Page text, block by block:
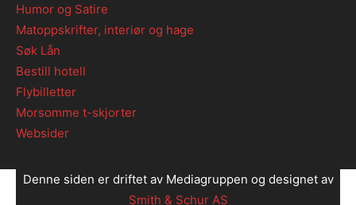
Humor og Satire
Matoppskrifter, interiør og hage
Søk Lån
Bestill hotell
Flybilletter
Morsomme t-skjorter
Websider
Denne siden er driftet av Mediagruppen og designet av
Smith & Schur AS